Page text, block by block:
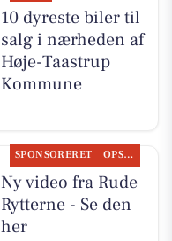
10 dyreste biler til
salg i nærheden af
Høje-Taastrup
Kommune
SPONSORERET OPSLAGSTAVLEN
Ny video fra Rude
Rytterne - Se den
her